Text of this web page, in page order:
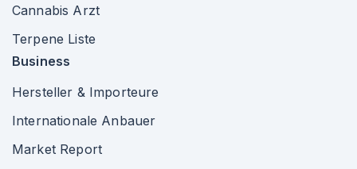
Cannabis Arzt
Terpene Liste
Business
Hersteller & Importeure
Internationale Anbauer
Market Report